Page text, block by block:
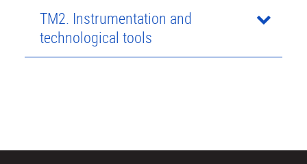
TM2. Instrumentation and
technological tools